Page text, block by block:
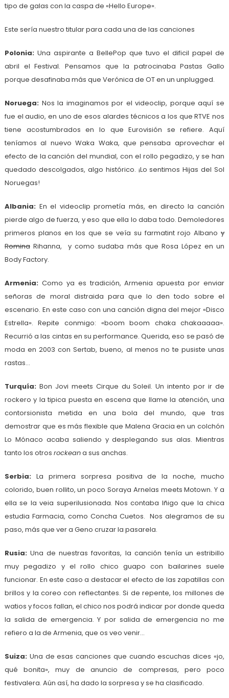
tipo de galas con la caspa de «Hello Europe».
Este sería nuestro titular para cada una de las canciones
Polonia: Una aspirante a BellePop que tuvo el dificil papel de
abril el Festival. Pensamos que la patrocinaba Pastas Gallo
porque desafinaba más que Verónica de OT en un unplugged.
Noruega:Nos la imaginamos por el videoclip, porque aquí se
fue el audio, en uno de esos alardes técnicos a los que RTVE nos
tiene acostumbrados en lo que Eurovisión se refiere. Aquí
teníamos al nuevo Waka Waka, que pensaba aprovechar el
efecto de la canción del mundial, con el rollo pegadizo, y se han
quedado descolgados, algo histórico. ¡Lo sentimos Hijas del Sol
Noruegas!
Albania:En el videoclip prometía más, en directo la canción
pierde algo de fuerza, y eso que ella lo daba todo. Demoledores
primeros planos en los que se veía su farmatint rojo Albanoy
RominaRihanna, y como sudaba más que Rosa López en un
Body Factory.
Armenia:Como ya es tradición, Armenia apuesta por enviar
señoras de moral distraida para que lo den todo sobre el
escenario. En este caso con una canción digna del mejor «Disco
Estrella». Repite conmigo: «boom boom chaka chakaaaaa».
Recurrió a las cintas en su performance. Querida, eso se pasó de
moda en 2003 con Sertab, bueno, al menos no te pusiste unas
rastas…
Turquía: Bon Jovi meets Cirque du Soleil. Un intento por ir de
rockero y la tipica puesta en escena que llame la atención, una
contorsionista metida en una bola del mundo, que tras
demostrar que es más flexible que Malena Gracia en un colchón
Lo Mónaco acaba saliendo y desplegando sus alas. Mientras
tanto los otros rockeana sus anchas.
Serbia: La primera sorpresa positiva de la noche, mucho
colorido, buen rollito, un poco Soraya Arnelas meets Motown. Y a
ella se la veia superilusionada. Nos contaba Iñigo que la chica
estudia Farmacia, como Concha Cuetos. Nos alegramos de su
paso, más que ver a Geno cruzar la pasarela.
Rusia:Una de nuestras favoritas, la canción tenía un estribillo
muy pegadizo y el rollo chico guapo con bailarines suele
funcionar. En este caso a destacar el efecto de las zapatillas con
brillos y la coreo con reflectantes. Si de repente, los millones de
watios y focos fallan, el chico nos podrá indicar por donde queda
la salida de emergencia. Y por salida de emergencia no me
refiero a la de Armenia, que os veo venir…
Suiza:Una de esas canciones que cuando escuchas dices «jo,
qué bonita», muy de anuncio de compresas, pero poco
festivalera. Aún así, ha dado la sorpresa y se ha clasificado.